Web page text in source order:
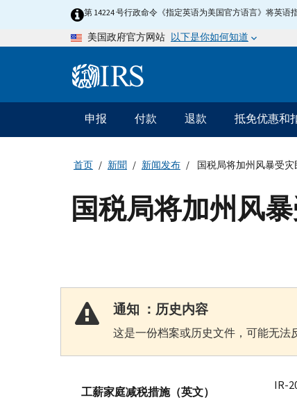
第 14224 号行政命令《指定英语为美国官方语言》将英
美国政府官方网站 以下是你如何知道
Information
主
要
导
申报 付款 退款 抵免优惠和
首页 新聞 新闻发布 国税局将加州风暴受
国税局将加州风
通知 ：历史内容
这是一份档案或历史文件，可能无法
工薪家庭减税措施（英文） IR-